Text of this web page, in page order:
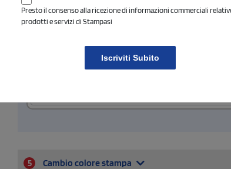
COLORE DI STAMPA - EVENTUALE
Indica il colore di stampa desiderato, e il testo che vorrai
5 Cambio colore stampa
Presto il consenso alla ricezione di informazioni commerciali
prodotti e servizi di Stampasi
Iscriviti Subito